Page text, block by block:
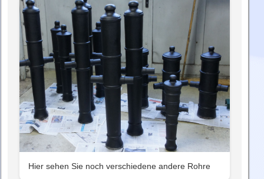
Hier sehen Sie noch verschiedene andere Rohre